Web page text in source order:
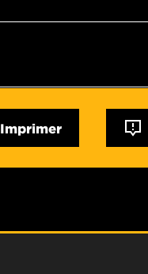
Imprimer